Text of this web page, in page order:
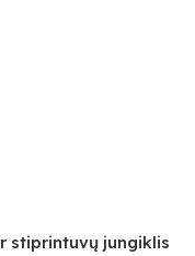
stiprintuvų jungiklis